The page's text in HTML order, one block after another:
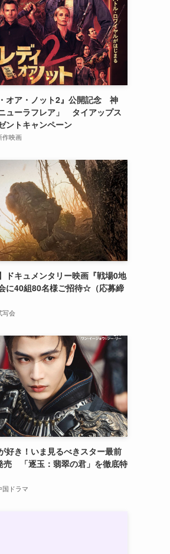
オア・ノット2』公開記念 神
ューラフレア」 タイアップス
ントキャンペーン
作映画
ドキュメンタリー映画『戦場0地
に40組80名様ご招待☆（応募締
写会
好き！いま見るべきスター最前
売 「逐玉：翡翠の君」を徹底特
国ドラマ